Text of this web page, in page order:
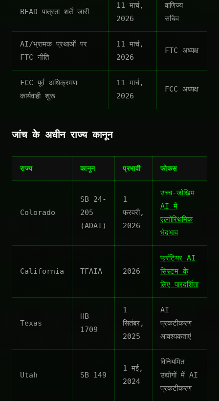
BEAD पात्रता शर्तें जारी
11 मार्च,
2026
वाणिज्य
सचिव
AI/भ्रामक प्रथाओं पर
FTC नीति
11 मार्च,
2026
FTC अध्यक्ष
FCC पूर्व-अधिक्रमण
कार्यवाही शुरू
11 मार्च,
2026
FCC अध्यक्ष
जांच के अधीन राज्य कानून
राज्य कानून प्रभावी फोकस
Colorado
SB 24-
205
(ADAI)
1
फरवरी,
2026
उच्च-जोखिम
AI में
एल्गोरिथमिक
भेदभाव
California TFAIA 2026
फ्रंटियर AI
सिस्टम के
लिए पारदर्शिता
Texas
HB
1709
1
सितंबर,
2025
AI
प्रकटीकरण
आवश्यकताएं
Utah SB 149
1 मई,
2024
विनियमित
उद्योगों में AI
प्रकटीकरण